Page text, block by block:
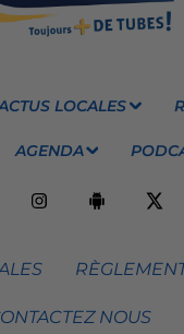
LOCALES
AGENDA
NOUS